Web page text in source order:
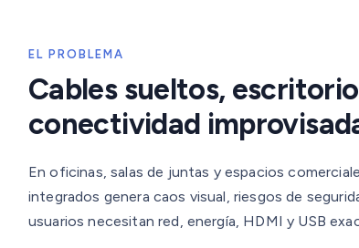
Conectividad profesional integrada en
EL PROBLEMA
Cables sueltos,
conectividad
En oficinas, salas de juntas y espacios
integrados genera caos visual, riesgos de
usuarios necesitan red, energía, HDMI y USB